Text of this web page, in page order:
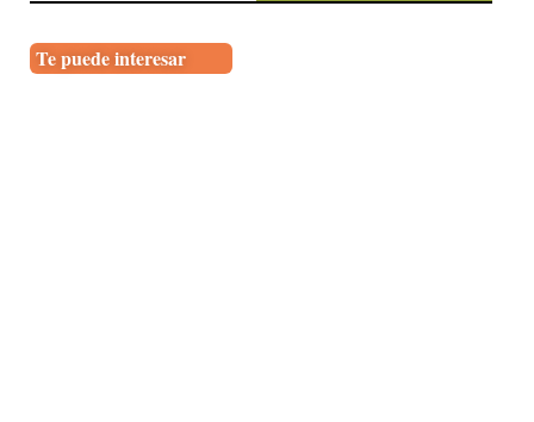
Te puede interesar